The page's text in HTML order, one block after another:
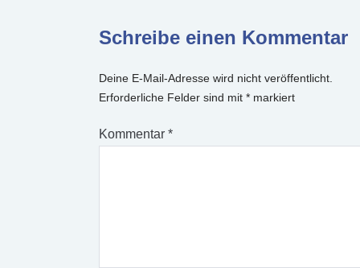
Schreibe einen Kommentar
Deine E-Mail-Adresse wird nicht veröffentlicht.
Erforderliche Felder sind mit * markiert
Kommentar *